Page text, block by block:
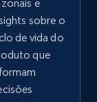
and
e
sobre o
de vida do
que